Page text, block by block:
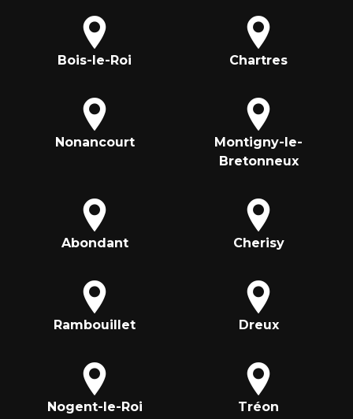
Bois-le-Roi Chartres
Nonancourt
Montigny-le-
Bretonneux
Abondant Cherisy
Rambouillet Dreux
Nogent-le-Roi Tréon